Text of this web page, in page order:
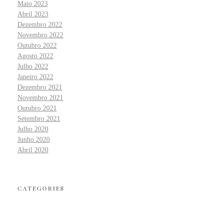
Maio 2023
Abril 2023
Dezembro 2022
Novembro 2022
Outubro 2022
Agosto 2022
Julho 2022
Janeiro 2022
Dezembro 2021
Novembro 2021
Outubro 2021
Setembro 2021
Julho 2020
Junho 2020
Abril 2020
CATEGORIES